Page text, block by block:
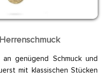
genügend Schmuck und
mit klassischen Stücken